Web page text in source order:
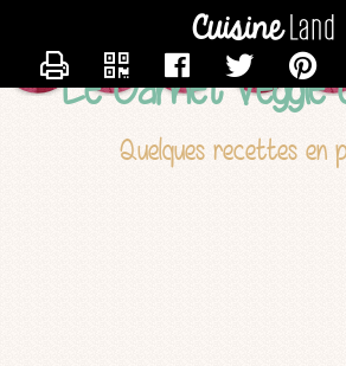
Le Carnet Veggie
Quelques recettes en
CONTACTER